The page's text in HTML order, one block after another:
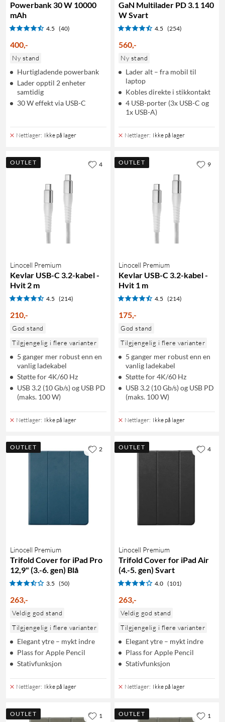
Powerbank 30 W 10000
mAh
4.5 (40)
400,-
Ny stand
Hurtigladende powerbank
Lader opptil 2 enheter
samtidig
30 W effekt via USB-C
Nettlager: Ikke på lager
GaN Multilader PD 3.1 140
W Svart
4.5 (254)
560,-
Ny stand
Lader alt – fra mobil til
laptop
Kobles direkte i stikkontakt
4 USB-porter (3x USB-C og
1x USB-A)
Nettlager: Ikke på lager
OUTLET
Linocell Premium
Kevlar USB-C 3.2-kabel -
Hvit 2 m
4.5 (214)
210,-
God stand
Tilgjengelig i flere varianter
5 ganger mer robust enn en
vanlig ladekabel
Støtte for 4K/60 Hz
USB 3.2 (10 Gb/s) og USB PD
(maks. 100 W)
Nettlager: Ikke på lager
4 OUTLET
Linocell Premium
Kevlar USB-C 3.2-kabel -
Hvit 1 m
4.5 (214)
175,-
God stand
Tilgjengelig i flere varianter
5 ganger mer robust enn en
vanlig ladekabel
Støtte for 4K/60 Hz
USB 3.2 (10 Gb/s) og USB PD
(maks. 100 W)
Nettlager: Ikke på lager
9
OUTLET
Linocell Premium
Trifold Cover for iPad Pro
12,9" (3.-6. gen) Blå
3.5 (50)
263,-
Veldig god stand
Tilgjengelig i flere varianter
Elegant ytre – mykt indre
Plass for Apple Pencil
Stativfunksjon
Nettlager: Ikke på lager
2 OUTLET
Linocell Premium
Trifold Cover for iPad Air
(4.-5. gen) Svart
4.0 (101)
263,-
Veldig god stand
Tilgjengelig i flere varianter
Elegant ytre – mykt indre
Plass for Apple Pencil
Stativfunksjon
Nettlager: Ikke på lager
4
OUTLET 1 OUTLET 1